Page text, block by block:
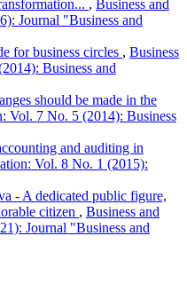
, Business and
Journal "Business and
for business circles , Business
Business and
should be made in the
Vol. 7 No. 5 (2014): Business
and auditing in
Vol. 8 No. 1 (2015):
- A dedicated public figure,
citizen , Business and
Journal "Business and